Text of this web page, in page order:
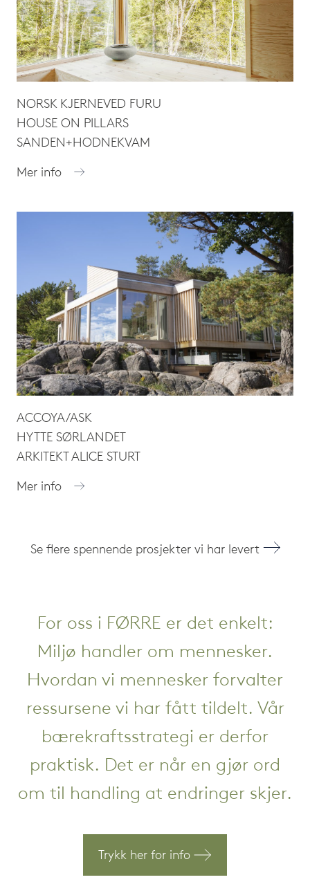
NORSK KJERNEVED FURU
HOUSE ON PILLARS
SANDEN+HODNEKVAM
Mer info
ACCOYA/ASK
HYTTE SØRLANDET
ARKITEKT ALICE STURT
Mer info
Se flere spennende prosjekter vi har levert
For oss i FØRRE er det enkelt:
Miljø handler om mennesker.
Hvordan vi mennesker forvalter
ressursene vi har fått tildelt. Vår
bærekraftsstrategi er derfor
praktisk. Det er når en gjør ord
om til handling at endringer skjer.
Trykk her for info